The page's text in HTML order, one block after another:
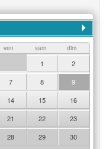
ven sam dim
1
2
7 8
9
14 15
16
21 22
23
28 29
30